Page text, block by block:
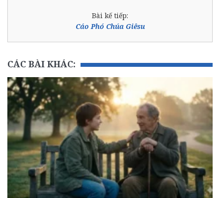
Bài kế tiếp:
Cáo Phó Chúa Giêsu
CÁC BÀI KHÁC: